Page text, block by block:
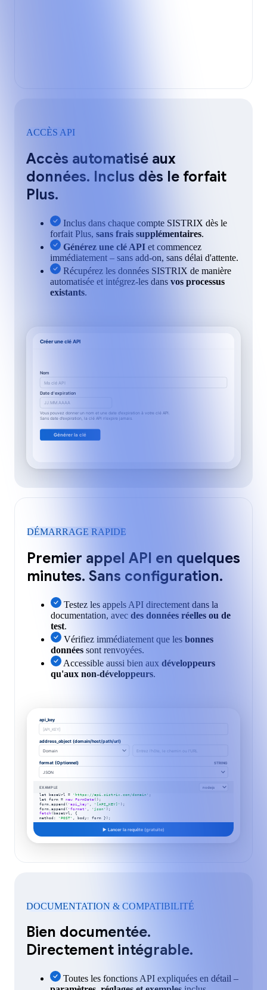
ACCÈS API
Accès automatisé aux
données. Inclus dès le forfait
Plus.
Inclus dans chaque compte SISTRIX dès le
forfait Plus, sans frais supplémentaires.
Générez une clé API et commencez
immédiatement – sans add-on, sans délai d'attente.
Récupérez les données SISTRIX de manière
automatisée et intégrez-les dans vos processus
existants.
Créer une clé API
Nom
Ma clé API
Date d'expiration
JJ.MM.AAAA
Vous pouvez donner un nom et une date d'expiration à votre clé API.
Sans date d'expiration, la clé API n'expire jamais.
Générer la clé
DÉMARRAGE RAPIDE
Premier appel API en quelques
minutes. Sans configuration.
Testez les appels API directement dans la
documentation, avec des données réelles ou de
test.
Vérifiez immédiatement que les bonnes
données sont renvoyées.
Accessible aussi bien aux développeurs
qu'aux non-développeurs.
api_key
[API_KEY]
address_object (domain/host/path/url)
Domain Entrez l'hôte, le chemin ou l'URL
format (Optionnel) STRING
JSON
EXAMPLE nodejs
let baseUrl = 'https://api.sistrix.com/domain' ;
let form = new FormData ();
form.append( 'api_key' '[API_KEY]' );
form.append( 'format' 'json' );
fetch (baseUrl, {
method:
'POST' , body: form });
▶ Lancer la requête (gratuite)
DOCUMENTATION & COMPATIBILITÉ
Bien documentée.
Directement intégrable.
Toutes les fonctions API expliquées en détail –